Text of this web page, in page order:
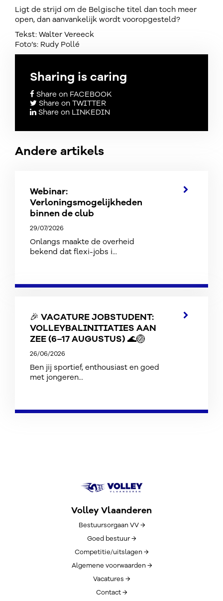
Ligt de strijd om de Belgische titel dan toch meer
open, dan aanvankelijk wordt vooropgesteld?
Tekst: Walter Vereeck
Foto’s: Rudy Pollé
Sharing is caring
Share on FACEBOOK
Share on TWITTER
Share on LINKEDIN
Andere artikels
Webinar:
Verloningsmogelijkheden
binnen de club
29/07/2026
Onlangs maakte de overheid
bekend dat flexi-jobs i...
🎉 VACATURE JOBSTUDENT:
VOLLEYBALINITIATIES AAN
ZEE (6–17 AUGUSTUS) 🌊🏐
26/06/2026
Ben jij sportief, enthousiast en goed
met jongeren...
Volley Vlaanderen
Bestuursorgaan VV →
Goed bestuur →
Competitie/uitslagen →
Algemene voorwaarden →
Vacatures →
Contact →